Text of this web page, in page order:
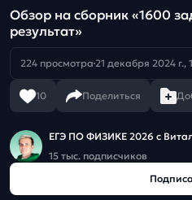
Обзор на сборник «1600
результат»
224 просмотра 21 декабря 2024 г.,
10 Поделиться
ЕГЭ ПО ФИЗИКЕ 2026 с
15 тыс. подписчиков